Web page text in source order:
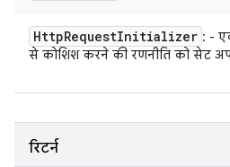
HttpRequestInitializer : -
से कोशिश करने की रणनीति को सेट
रिटर्न